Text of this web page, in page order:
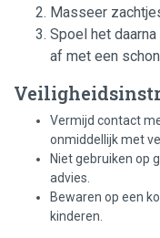
Masseer
Spoel het
af met een
Vermijd contact
onmiddellijk met
Niet gebruiken op
advies.
Bewaren op een
kinderen.